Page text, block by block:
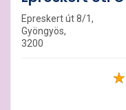
Epreskert út 8/1,
Gyöngyös,
3200